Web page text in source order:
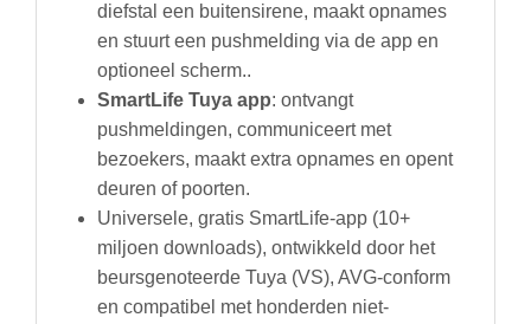
diefstal een buitensirene, maakt opnames
en stuurt een pushmelding via de app en
optioneel scherm..
SmartLife Tuya app: ontvangt
pushmeldingen, communiceert met
bezoekers, maakt extra opnames en opent
deuren of poorten.
Universele, gratis SmartLife-app (10+
miljoen downloads), ontwikkeld door het
beursgenoteerde Tuya (VS), AVG-conform
en compatibel met honderden niet-